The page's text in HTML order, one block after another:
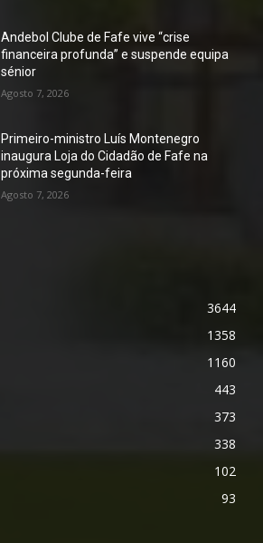
Andebol Clube de Fafe vive “crise
financeira profunda” e suspende equipa
sénior
Agosto 7, 2026
Primeiro-ministro Luís Montenegro
inaugura Loja do Cidadão de Fafe na
próxima segunda-feira
Agosto 7, 2026
3644
1358
1160
443
373
338
102
93